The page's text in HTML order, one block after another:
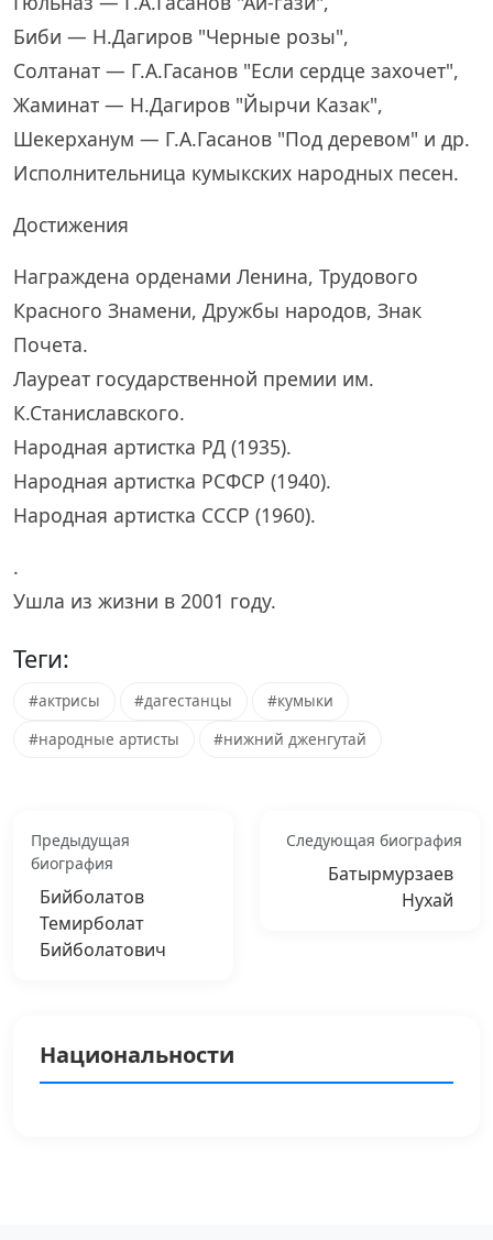
Биби — Н.Дагиров "Черные розы",
Солтанат — Г.А.Гасанов "Если сердце захочет",
Жаминат — Н.Дагиров "Йырчи Казак",
Шекерханум — Г.А.Гасанов "Под деревом" и др.
Исполнительница кумыкских народных песен.
Достижения
Награждена орденами Ленина, Трудового
Красного Знамени, Дружбы народов, Знак
Почета.
Лауреат государственной премии им.
К.Станиславского.
Народная артистка РД (1935).
Народная артистка РСФСР (1940).
Народная артистка СССР (1960).
.
Ушла из жизни в 2001 году.
Теги:
#актрисы #дагестанцы
#кумыки
#народные артисты
#нижний дженгутай
Предыдущая
биография
Бийболатов
Темирболат
Бийболатович
Следующая биография
Батырмурзаев
Нухай
Национальности